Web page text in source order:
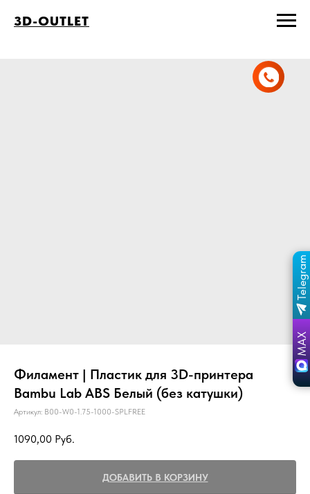
3D-OUTLET
Филамент | Пластик для 3D-принтера
Bambu Lab ABS Белый (без катушки)
Артикул: B00-W0-1.75-1000-SPLFREE
1090,00 Руб.
ДОБАВИТЬ В КОРЗИНУ